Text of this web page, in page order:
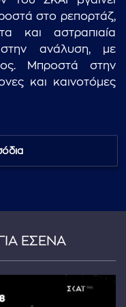
αναζήτηση
στο ρεπορτάζ,
και αστραπιαία
ανάλυση, με
Μπροστά στην
και καινοτόμες
ΕΣΕΝΑ